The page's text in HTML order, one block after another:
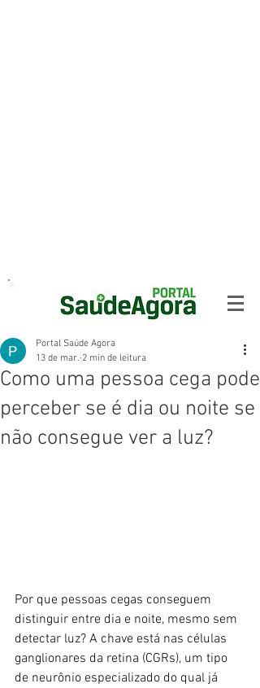
Como uma pessoa cega pode
perceber se é dia ou noite se
não consegue ver a luz?
Portal Saúde Agora
13 de mar. 2 min de leitura
Por que pessoas cegas conseguem
distinguir entre dia e noite, mesmo sem
detectar luz? A chave está nas células
ganglionares da retina (CGRs), um tipo
de neurônio especializado do qual já